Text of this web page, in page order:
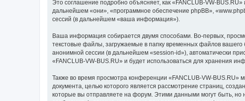
Это соглашение подробно объясняет, как «FANCLUB-VW-
дальнейшем «они», «программное обеспечение phpBB»,
сессий (в дальнейшем «ваша информация»).
Ваша информация собирается двумя способами. Во-первых,
текстовые файлы, загружаемые в папку временных файлов
анонимной сессии (в дальнейшем «session-id»), автоматически
«FANCLUB-VW-BUS.RU» и будет использоваться для хранения
Также во время просмотра конференции «FANCLUB-VW-
документа, целью которого является рассмотрение страниц,
которые вы отправляете на форум. Этими данными могут быть,